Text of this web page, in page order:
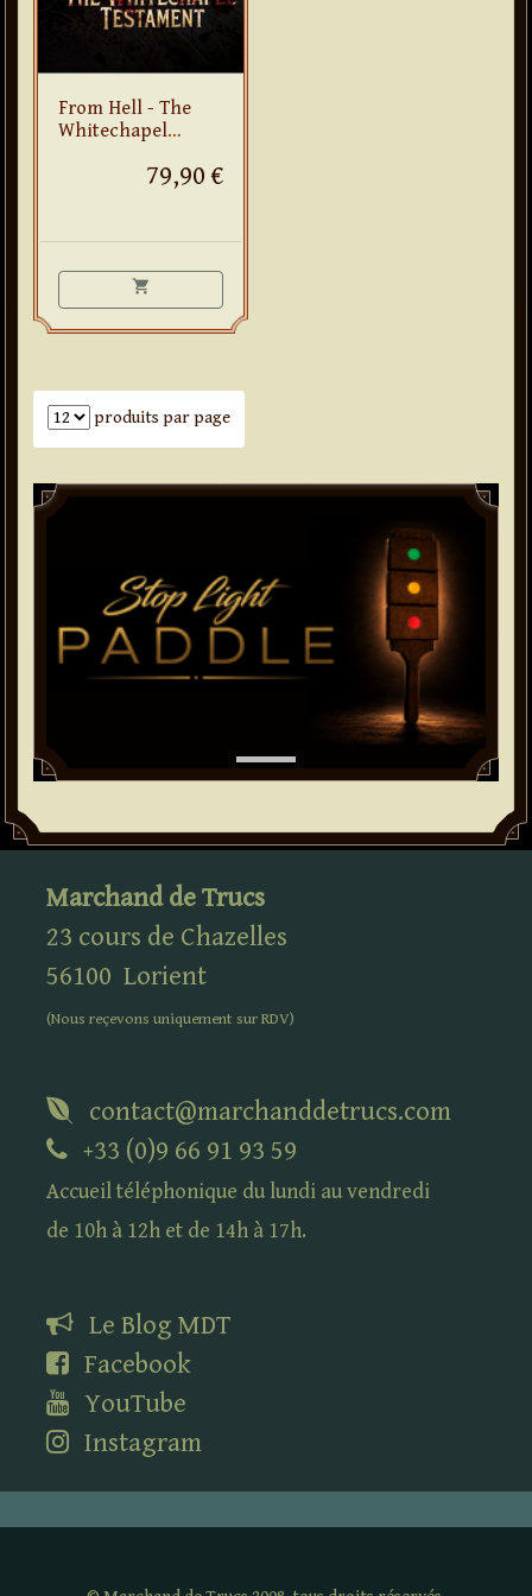
From Hell - The
Whitechapel
79,90 €
shopping_cart
Nombre de produits par page
produits par page
Paddle
Marchand de Trucs
23 cours de Chazelles
56100 Lorient
(Nous reçevons uniquement surRDV)
contact@marchanddetrucs.com
+33 (0)9 66 91 93 59
Accueil téléphonique du lundi au vendredi
de 10h à 12h et de 14h à 17h.
Le Blog MDT
Facebook
YouTube
Instagram